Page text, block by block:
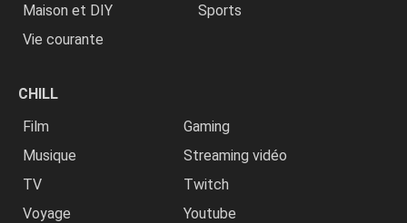
Maison et DIY
Sports
Vie courante
CHILL
Film
Gaming
Musique
Streaming vidéo
TV
Twitch
Voyage
Youtube